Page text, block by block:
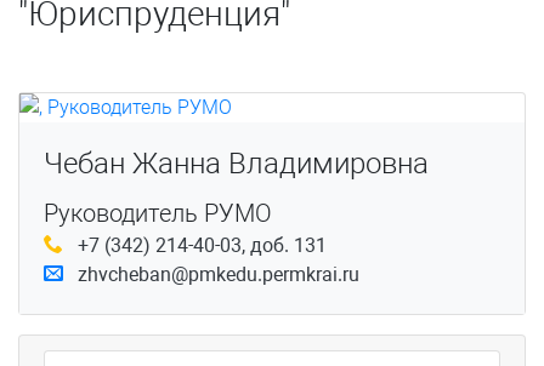
"Юриспруденция"
Чебан Жанна Владимировна
Руководитель РУМО
+7 (342) 214-40-03, доб. 131
zhvcheban@pmkedu.permkrai.ru